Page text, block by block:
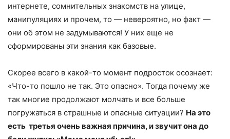
интернете, сомнительных знакомств на улице,
манипуляциях и прочем, то — невероятно, но факт —
они об этом не задумываются! У них еще не
сформированы эти знания как базовые.
Скорее всего в какой-то момент подросток осознает:
«Что-то пошло не так. Это опасно». Тогда почему же
так многие продолжают молчать и все больше
погружаться в страшные и опасные ситуации? На это
есть третья очень важная причина, и звучит она до